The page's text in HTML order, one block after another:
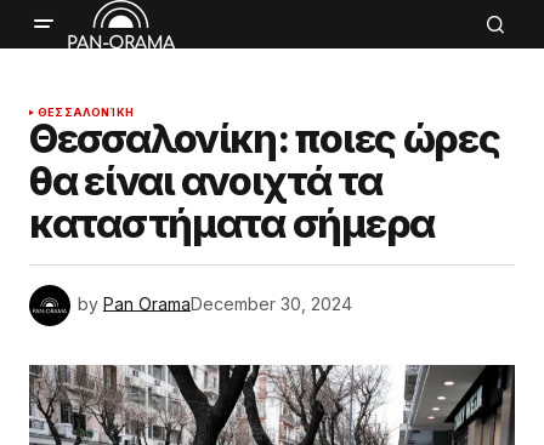
ΘΕΣΣΑΛΟΝΊΚΗ
Θεσσαλονίκη: ποιες ώρες
θα είναι ανοιχτά τα
καταστήματα σήμερα
by Pan OramaDecember 30, 2024